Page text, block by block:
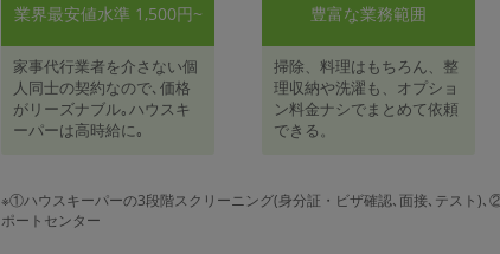
業界最安値水準 1,500円~
家事代行業者を介さない個
人同士の契約なので､価格
がリーズナブル｡ハウスキ
ーパーは高時給に｡
豊富な業務範囲
掃除、料理はもちろん、整
理収納や洗濯も、オプショ
ン料金ナシでまとめて依頼
できる。
※①ハウスキーパーの3段階スクリーニング(身分証・ビザ確認､面接､テスト)
ポートセンター